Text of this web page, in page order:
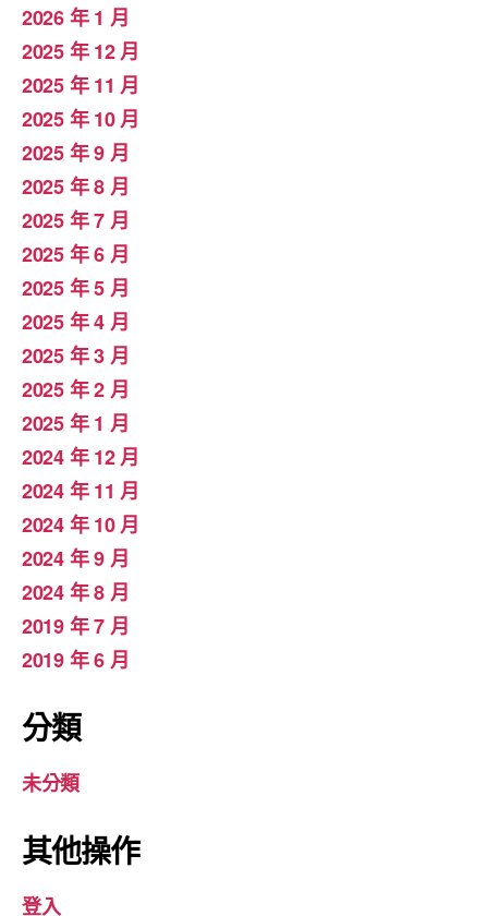
2026 年 1 月
2025 年 12 月
2025 年 11 月
2025 年 10 月
2025 年 9 月
2025 年 8 月
2025 年 7 月
2025 年 6 月
2025 年 5 月
2025 年 4 月
2025 年 3 月
2025 年 2 月
2025 年 1 月
2024 年 12 月
2024 年 11 月
2024 年 10 月
2024 年 9 月
2024 年 8 月
2019 年 7 月
2019 年 6 月
分類
未分類
其他操作
登入